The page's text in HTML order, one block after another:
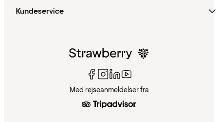
Kundeservice
Med rejseanmeldelser fra